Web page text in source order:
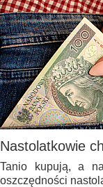
Nastolatkowie
Tanio kupują, a
oszczędności